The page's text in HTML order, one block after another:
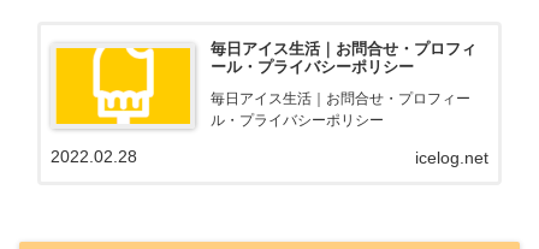
毎日アイス生活｜お問合せ・プロフィ
ール・プライバシーポリシー
毎日アイス生活｜お問合せ・プロフィー
ル・プライバシーポリシー
icelog.net
2022.02.28